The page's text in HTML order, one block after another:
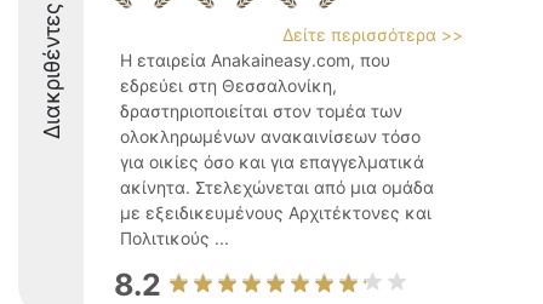
Διακριθέντες
Δείτε περισσότερα >>
Η εταιρεία Anakaineasy.com, που
εδρεύει στη Θεσσαλονίκη,
δραστηριοποιείται στον τομέα των
ολοκληρωμένων ανακαινίσεων τόσο
για οικίες όσο και για επαγγελματικά
ακίνητα. Στελεχώνεται από μια ομάδα
με εξειδικευμένους Αρχιτέκτονες και
Πολιτικούς ...
8.2